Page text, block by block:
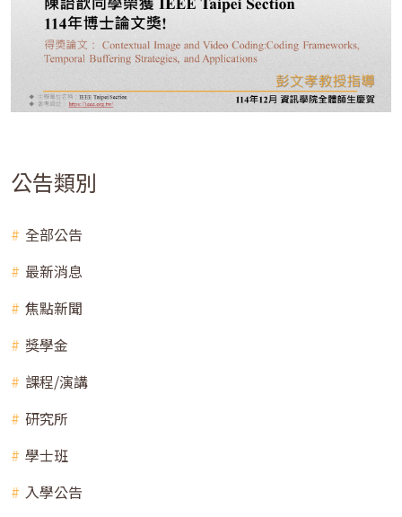
公告類別
全部公告
最新消息
焦點新聞
獎學金
課程/演講
研究所
學士班
入學公告